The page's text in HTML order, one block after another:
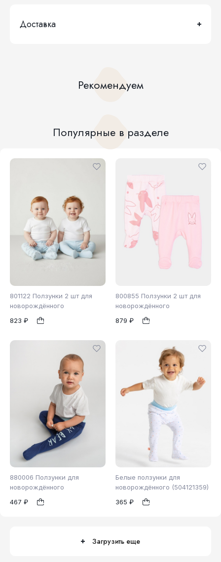
Доставка
Рекомендуем
Популярные в разделе
801122 Ползунки 2 шт для
новорождённого
823 ₽
800855 Ползунки 2 шт для
новорождённого
879 ₽
56 62
880006 Ползунки для
новорождённого
467 ₽
62 68
Белые ползунки для
новорождённого (504121359)
365 ₽
68
Загрузить еще